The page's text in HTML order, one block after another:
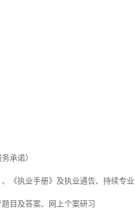
承诺）
《执业手册》及执业通告、持续专
目及答案、网上个案研习